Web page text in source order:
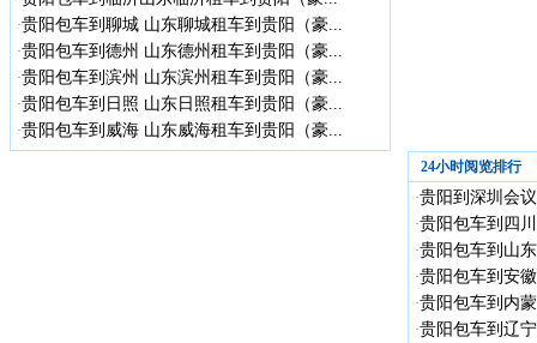
·贵阳包车到聊城 山东聊城租车到贵阳（豪...
·贵阳包车到德州 山东德州租车到贵阳（豪...
·贵阳包车到滨州 山东滨州租车到贵阳（豪...
·贵阳包车到日照 山东日照租车到贵阳（豪...
·贵阳包车到威海 山东威海租车到贵阳（豪...
24小时阅览排行
·贵阳到深圳会
·贵阳包车到四
·贵阳包车到山
·贵阳包车到安
·贵阳包车到内
·贵阳包车到辽